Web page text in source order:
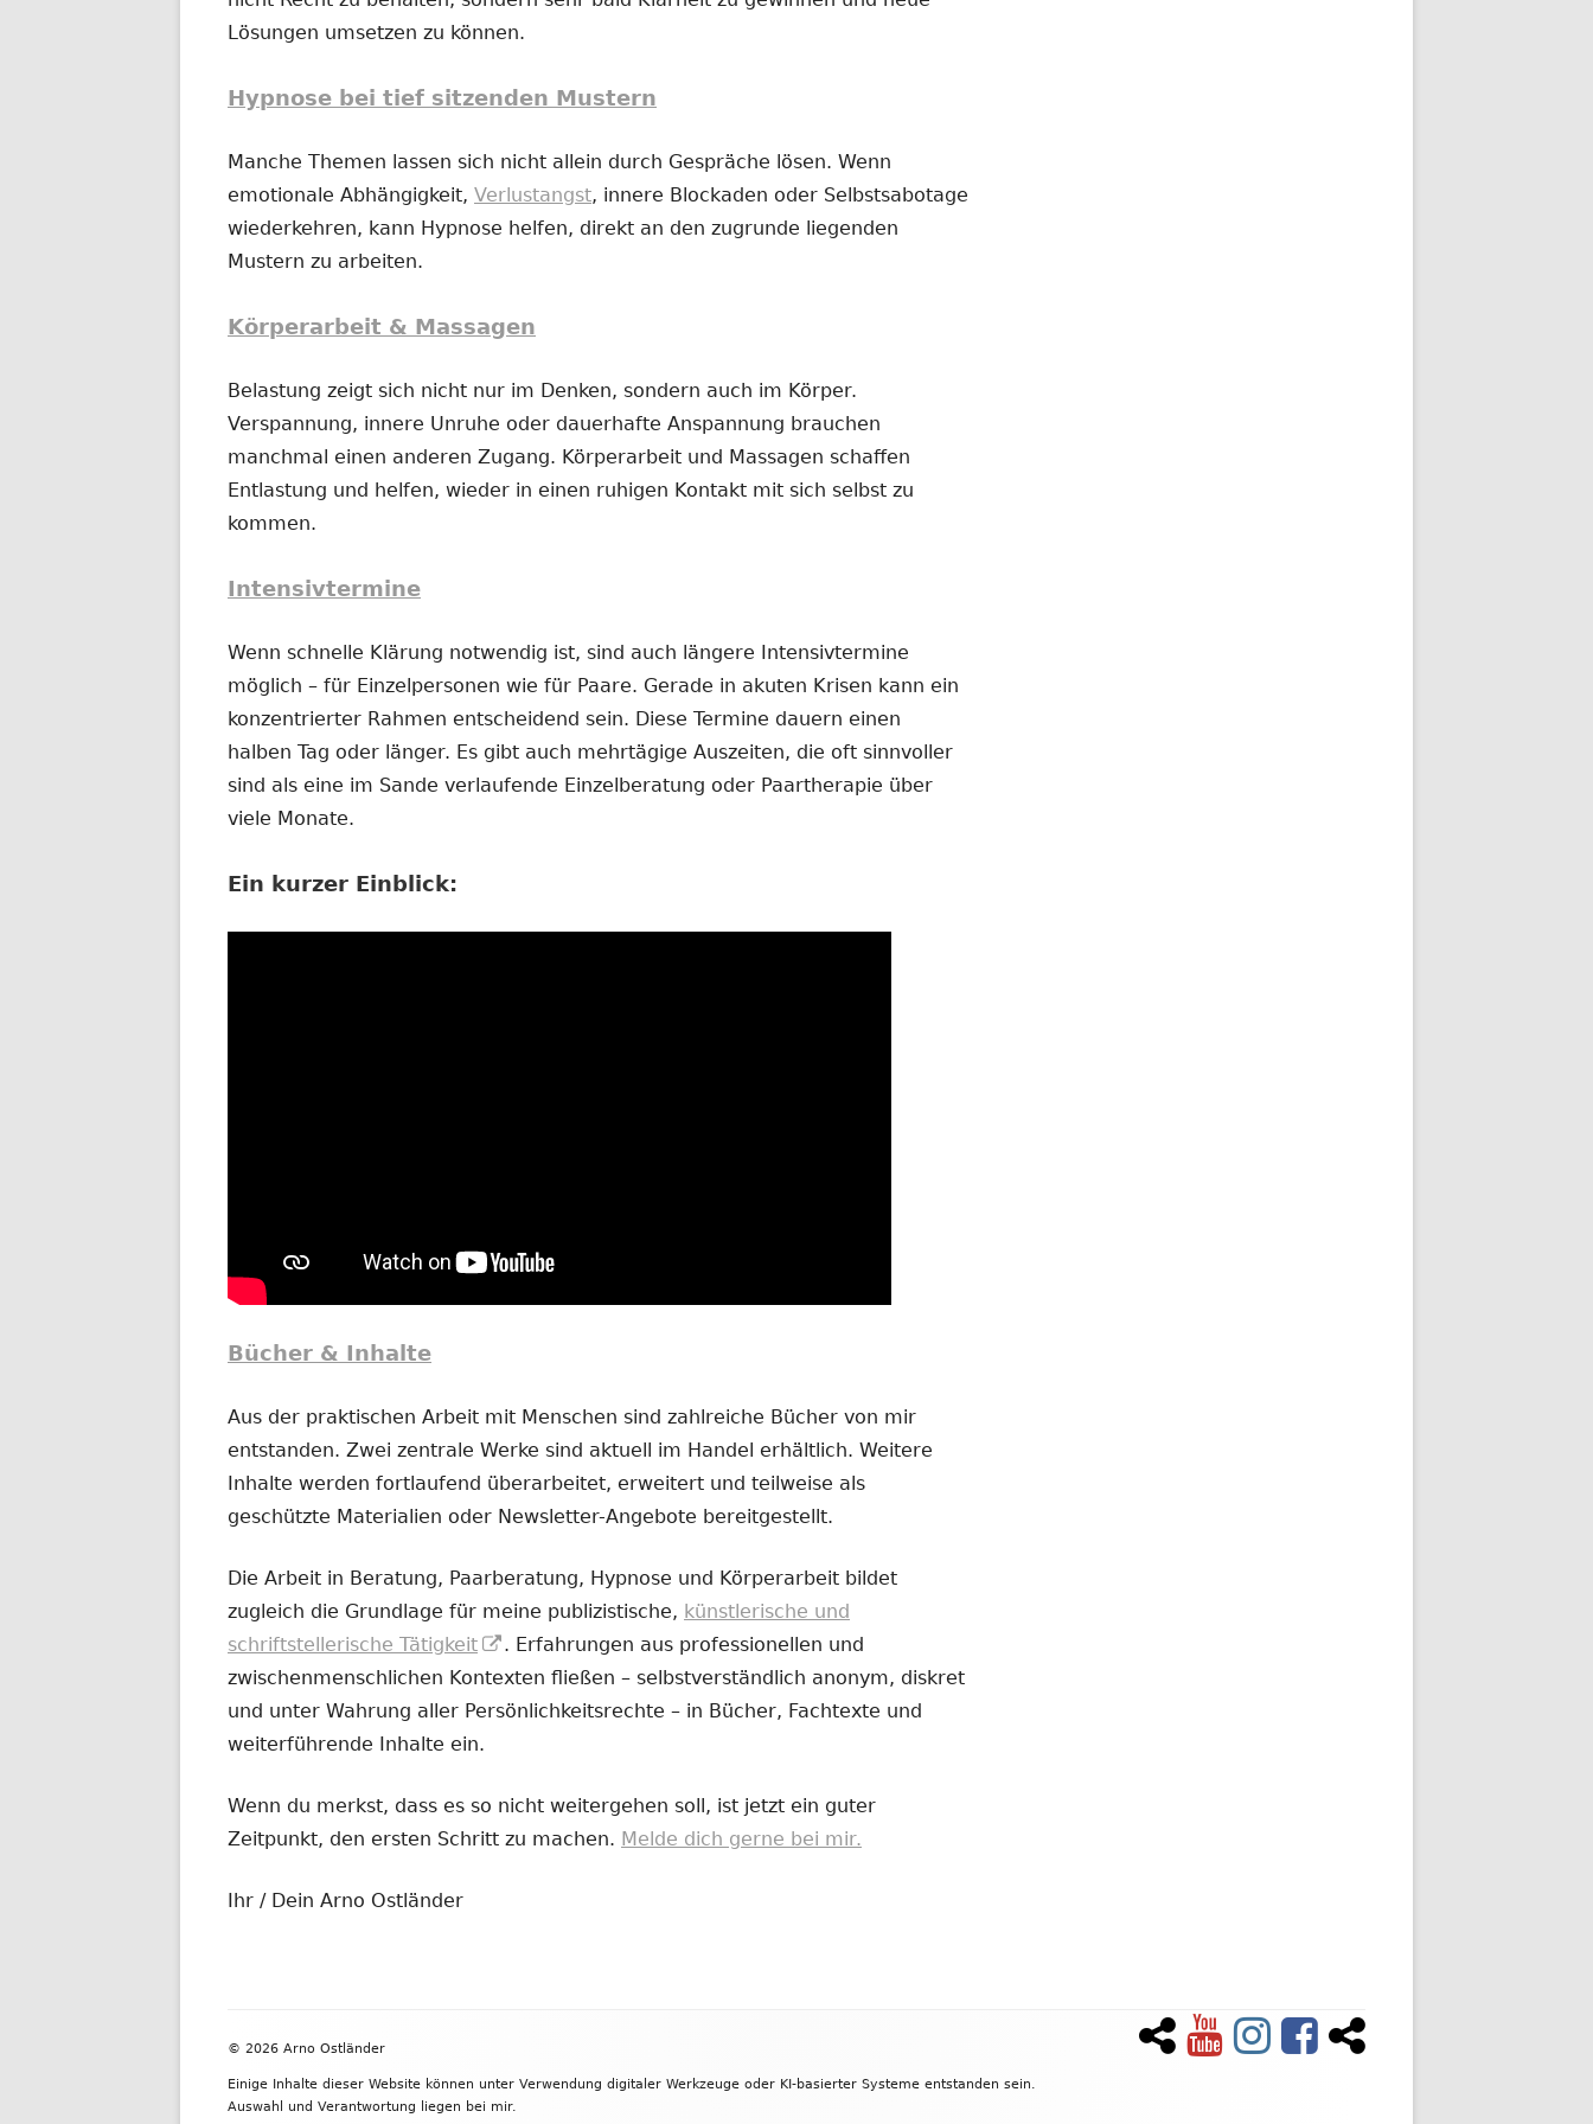
Lösungen umsetzen zu können.
Hypnose bei tief sitzenden Mustern
Manche Themen lassen sich nicht allein durch Gespräche lösen. Wenn
emotionale Abhängigkeit, Verlustangst, innere Blockaden oder Selbstsabotage
wiederkehren, kann Hypnose helfen, direkt an den zugrunde liegenden
Mustern zu arbeiten.
Körperarbeit & Massagen
Belastung zeigt sich nicht nur im Denken, sondern auch im Körper.
Verspannung, innere Unruhe oder dauerhafte Anspannung brauchen
manchmal einen anderen Zugang. Körperarbeit und Massagen schaffen
Entlastung und helfen, wieder in einen ruhigen Kontakt mit sich selbst zu
kommen.
Intensivtermine
Wenn schnelle Klärung notwendig ist, sind auch längere Intensivtermine
möglich – für Einzelpersonen wie für Paare. Gerade in akuten Krisen kann ein
konzentrierter Rahmen entscheidend sein. Diese Termine dauern einen
halben Tag oder länger. Es gibt auch mehrtägige Auszeiten, die oft sinnvoller
sind als eine im Sande verlaufende Einzelberatung oder Paartherapie über
viele Monate.
Ein kurzer Einblick:
Bücher & Inhalte
Aus der praktischen Arbeit mit Menschen sind zahlreiche Bücher von mir
entstanden. Zwei zentrale Werke sind aktuell im Handel erhältlich. Weitere
Inhalte werden fortlaufend überarbeitet, erweitert und teilweise als
geschützte Materialien oder Newsletter-Angebote bereitgestellt.
Die Arbeit in Beratung, Paarberatung, Hypnose und Körperarbeit bildet
zugleich die Grundlage für meine publizistische, künstlerische und
schriftstellerische Tätigkeit
In
neuem
Fenster
. Erfahrungen aus professionellen und
zwischenmenschlichen Kontexten fließen – selbstverständlich anonym, diskret
und unter Wahrung aller Persönlichkeitsrechte – in Bücher, Fachtexte und
weiterführende Inhalte ein.
Wenn du merkst, dass es so nicht weitergehen soll, ist jetzt ein guter
Zeitpunkt, den ersten Schritt zu machen. Melde dich gerne bei mir.
Ihr / Dein Arno Ostländer
Inhalt
© 2026 Arno Ostländer
Einige Inhalte dieser Website können unter Verwendung digitaler Werkzeuge oder KI-basierter Systeme entstanden sein.
Auswahl und Verantwortung liegen bei mir.
NewsletterYouTubeInstagramFacebookTiktok